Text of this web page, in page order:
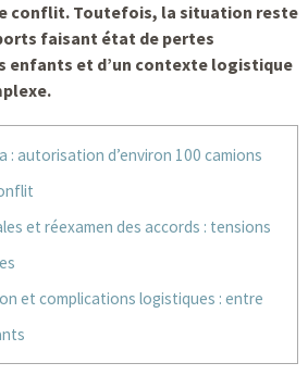
conflit. Toutefois, la situation reste
faisant état de pertes
enfants et d’un contexte logistique
: autorisation d’environ 100 camions
et réexamen des accords : tensions
et complications logistiques : entre